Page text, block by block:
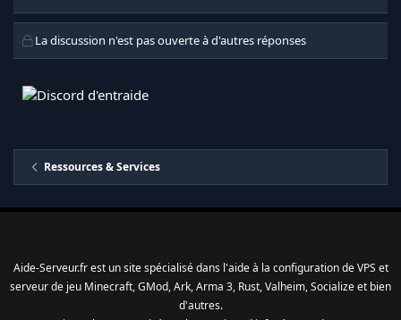
a
c
t
s
La discussion n'est pas ouverte à d'autres réponses
Ressources & Services
Aide-Serveur.fr est un site spécialisé dans l'aide à la configuration de VPS et
serveur de jeu Minecraft, GMod, Ark, Arma 3, Rust, Valheim, Socialize et bien
d'autres.